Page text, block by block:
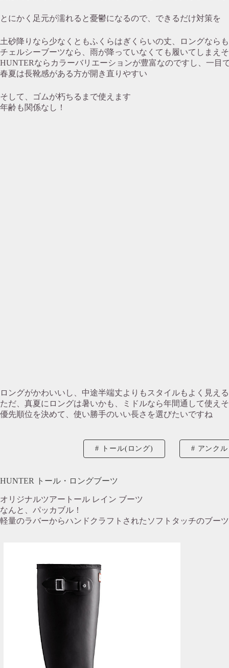
とにかく足元が濡れると憂鬱になるので、できるだけ対策を
土砂降りなら少なくともふくらはぎくらいの丈、ロングなら
チェルシーブーツなら、雨が降っていなくても履いてしまえ
HUNTERならカラーバリエーションが豊富なのですし、一目
春夏は長靴感がある方が開き直りやすい
そして、ゴムが朽ちるまで使えます
年齢も関係なし！
ロングがかわいいし、中途半端丈よりもスタイルもよく見える
ただ、真夏にロングは暑いかも、ミドルなら年間通して使え
優先順位を決めて、使い勝手のいい長さを選びたいですね
トール(ロング) アンクル
HUNTER トール・ロングブーツ
オリジナルツアートール レイン ブーツ
なんと、パッカブル！
軽量のラバーからハンドクラフトされたソフトタッチのブー